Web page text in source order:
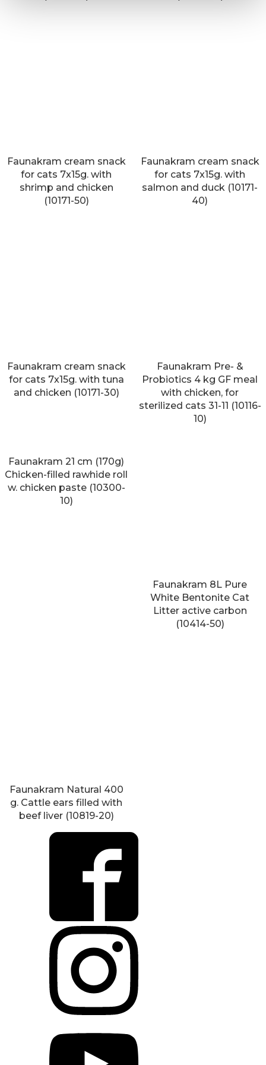
Faunakram cream snack
for cats 7x15g. with
shrimp and chicken
(10171-50)
Faunakram cream snack
for cats 7x15g. with
salmon and duck (10171-
40)
Faunakram cream snack
for cats 7x15g. with tuna
and chicken (10171-30)
Faunakram Pre- &
Probiotics 4 kg GF meal
with chicken, for
sterilized cats 31-11 (10116-
10)
Faunakram 21 cm (170g)
Chicken-filled rawhide roll
w. chicken paste (10300-
10)
Faunakram 8L Pure
White Bentonite Cat
Litter active carbon
(10414-50)
Faunakram Natural 400
g. Cattle ears filled with
beef liver (10819-20)